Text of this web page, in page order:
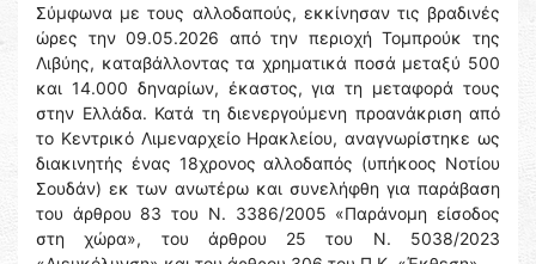
Σύμφωνα με τους αλλοδαπούς, εκκίνησαν τις βραδινές
ώρες την 09.05.2026 από την περιοχή Τομπρούκ της
Λιβύης, καταβάλλοντας τα χρηματικά ποσά μεταξύ 500
και 14.000 δηναρίων, έκαστος, για τη μεταφορά τους
στην Ελλάδα. Κατά τη διενεργούμενη προανάκριση από
το Κεντρικό Λιμεναρχείο Ηρακλείου, αναγνωρίστηκε ως
διακινητής ένας 18χρονος αλλοδαπός (υπήκοος Νοτίου
Σουδάν) εκ των ανωτέρω και συνελήφθη για παράβαση
του άρθρου 83 του Ν. 3386/2005 «Παράνομη είσοδος
στη χώρα», του άρθρου 25 του Ν. 5038/2023